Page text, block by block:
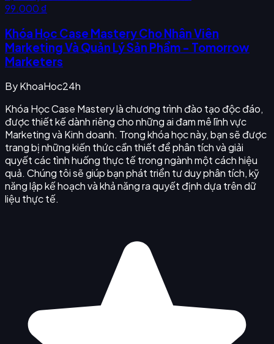
99.000 ₫
Khóa Học Case Mastery Cho Nhân Viên
Marketing Và Quản Lý Sản Phẩm - Tomorrow
Marketers
ByKhoaHoc24h
Khóa Học Case Mastery là chương trình đào tạo độc đáo,
được thiết kế dành riêng cho những ai đam mê lĩnh vực
Marketing và Kinh doanh. Trong khóa học này, bạn sẽ được
trang bị những kiến thức cần thiết để phân tích và giải
quyết các tình huống thực tế trong ngành một cách hiệu
quả. Chúng tôi sẽ giúp bạn phát triển tư duy phân tích, kỹ
năng lập kế hoạch và khả năng ra quyết định dựa trên dữ
liệu thực tế.